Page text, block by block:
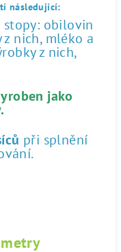
následující:
stopy: obilovin
nich, mléko a
z nich,
jako
při splnění